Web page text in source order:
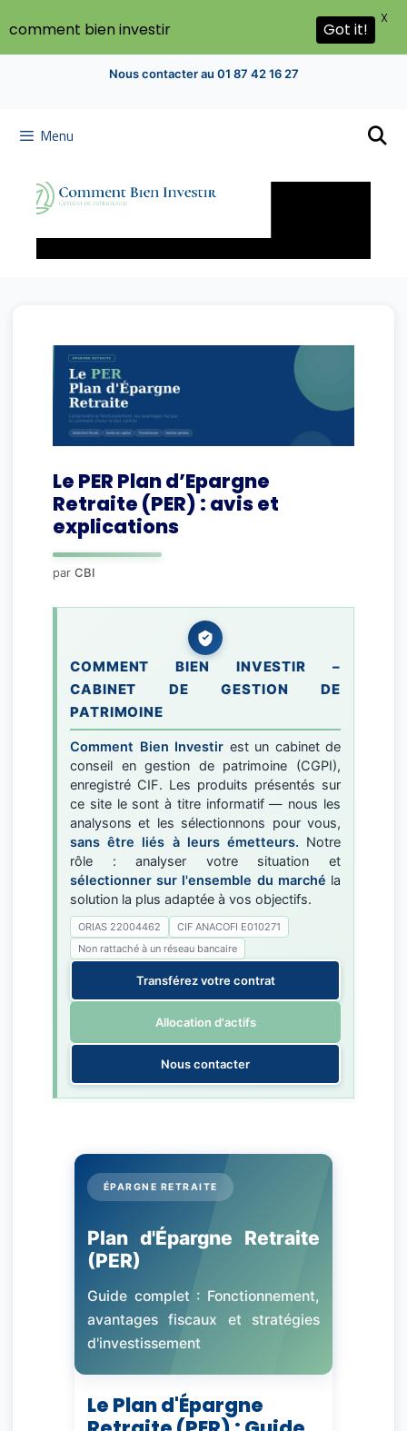
Nous contacter au 01 87 42 16 27
Menu
Le PER Plan d’Epargne
Retraite (PER) : avis et
explications
par CBI
COMMENT BIEN INVESTIR –
CABINET DE GESTION DE
PATRIMOINE
Comment Bien Investir est un cabinet de
conseil en gestion de patrimoine (CGPI),
enregistré CIF. Les produits présentés sur
ce site le sont à titre informatif — nous les
analysons et les sélectionnons pour vous,
sans être liés à leurs émetteurs. Notre
rôle : analyser votre situation et
sélectionner sur l'ensemble du marché la
solution la plus adaptée à vos objectifs.
ORIAS 22004462
CIF ANACOFI E010271
Non rattaché à un réseau bancaire
Transférez votre contrat
Allocation d'actifs
Nous contacter
ÉPARGNE RETRAITE
Plan d'Épargne Retraite
(PER)
Guide complet : Fonctionnement,
avantages fiscaux et stratégies
d'investissement
Le Plan d'Épargne
comment bien investir Got it!
X